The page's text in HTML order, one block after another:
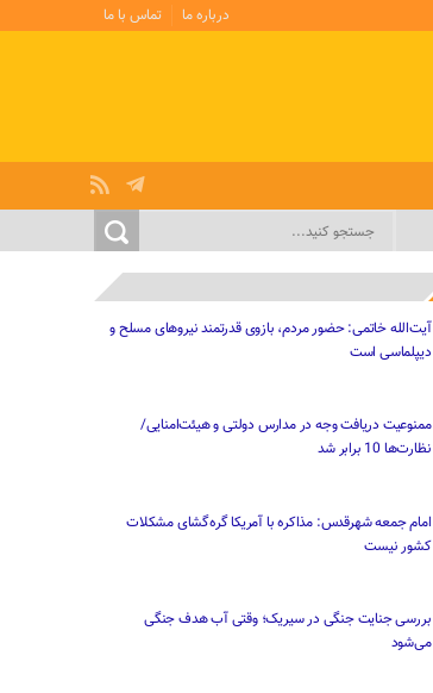
درباره ما تماس با ما
آیت‌الله خاتمی: حضور مردم، بازوی قدرتمند نیروهای مسلح و
دیپلماسی است
ممنوعیت دریافت وجه در مدارس دولتی و هیئت‌امنایی/
نظارت‌ها 10 برابر شد
امام جمعه شهرقدس: مذاکره با آمریکا گره‌گشای مشکلات
کشور نیست
بررسی جنایت جنگی در سیریک؛ وقتی آب هدف جنگی
می‌شود